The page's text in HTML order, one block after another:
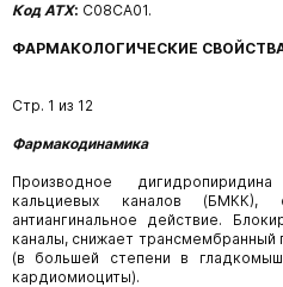
Код АТХ: С08СА01.
ФАРМАКОЛОГИЧЕСКИЕ
Стр. 1 из 12
Фармакодинамика
Производное
кальциевых каналов (БМКК),
антиангинальное действие.
каналы, снижает трансмембранный
(в большей степени в
кардиомиоциты).